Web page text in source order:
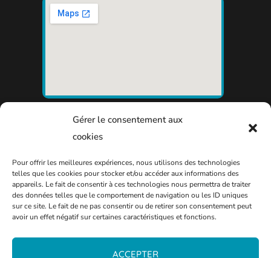
Gérer le consentement aux
cookies
Pour offrir les meilleures expériences, nous utilisons des technologies
telles que les cookies pour stocker et/ou accéder aux informations des
appareils. Le fait de consentir à ces technologies nous permettra de traiter
des données telles que le comportement de navigation ou les ID uniques
sur ce site. Le fait de ne pas consentir ou de retirer son consentement peut
avoir un effet négatif sur certaines caractéristiques et fonctions.
ACCEPTER